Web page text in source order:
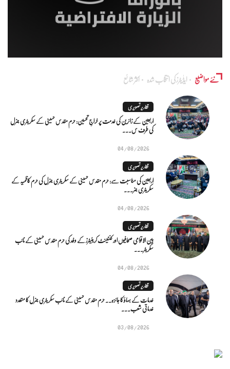
نئے مواضیع ایڈٰیٹرز کی انتخاب شدہ اکثر شائع
تقاریر تصویری
اربعین کے زائرین کی خدمت پر خراجِ تحسین: حرم مقدس حسینی کے سکریٹری جنرل
کی طرف س...
04/08/2026
تقاریر تصویری
اربعین کی مناسبت سے: حرم مقدس حسینی کے سکریٹری جنرل کی حرم کاظمیہ کے
سکریٹری جنر...
04/08/2026
تقاریر تصویری
بین الاقوامی صحافیوں اور کنٹینٹ کریئیٹرز کے وفد کی حرم مقدس حسینی کے نائب
سکریٹر...
04/08/2026
تقاریر تصویری
خدمات کے بہاؤ کا جائزہ.. حرم مقدس حسینی کے نائب سکریٹری جنرل کا متعدد
خدماتی شعب...
03/08/2026